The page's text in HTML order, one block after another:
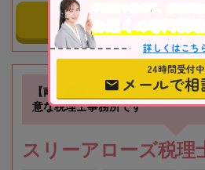
【南方駅徒歩1分】不動産に関す
意な税理士事務所です
スリーアローズ税理
不動産や株式等、相続資
お近くの専門税理
詳しくはこち
24時間受付中
メールで相